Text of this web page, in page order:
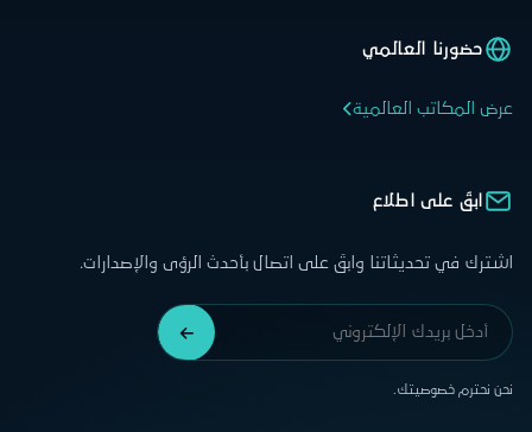
حضورنا العالمي
عرض المكاتب العالمية
ابقَ على اطلاع
اشترك في تحديثاتنا وابقَ على اتصال بأحدث الرؤى والإصدارات.
نحن نحترم خصوصيتك.